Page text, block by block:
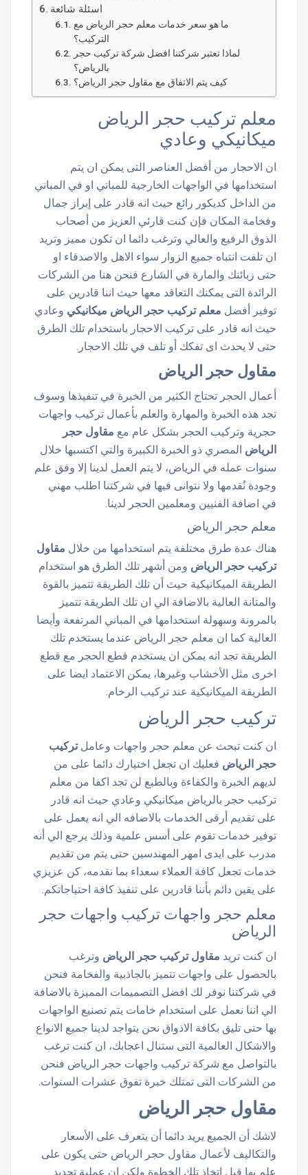
اسئلة شائعة
ما هو سعر خدمات معلم حجر الرياض مع
التركيب؟
لماذا تعتبر شركتنا افضل شركة تركيب حجر
بالرياض؟
كيف يتم الاتفاق مع مقاول حجر الرياض؟
معلم تركيب حجر الرياض
ميكانيكي وعادي
ان الاحجار من أفضل العناصر التى يمكن ان يتم
استخدامها في الواجهات الخارجية للمباني او في المباني
من الداخل كديكور رائع حيث انه قادر على إبراز جمال
وفخامة المكان فإن كنت قارئي العزيز من أصحاب
الذوق الرفيع والعالي وترغب دائما ان تكون مميز وتريد
ان تلفت انتباه جميع الزوار سواء الاهل والاصدقاء او
حتى زبائنك والمارة في الشارع فنحن هنا من الشركات
الرائدة التى يمكنك التعاقد معها حيث اننا قادرين على
توفير أفضل معلم تركيب حجر الرياض ميكانيكي وعادي
حيث انه قادر على تركيب الاحجار باستخدام تلك الطرق
حتى لا يحدث اى تفكك أو تلف في تلك الاحجار.
مقاول حجر الرياض
أعمال الحجر تحتاج الكثير من الخبرة في تنفيذها وسوف
تجد هذه الخبرة والمهارة والعلم بأعمال تركيب واجهات
حجرية وتركيب الحجر بشكل عام مع مقاول حجر
الرياض المصري ذو الخبرة الكبيرة والتي اكتسبها خلال
سنوات عمله في الرياض، لا يتم العمل لدينا إلا وفق علم
وجودة نُقدمها ولا نتوانى فيها في شركتنا اطلب مهني
في اضافة الفنيين ومعلمين الحجر لدينا.
معلم حجر الرياض
هناك عدة طرق مختلفة يتم استخدامها من خلال مقاول
تركيب حجر الرياض ومن أشهر تلك الطرق هو استخدام
الطريقة الميكانيكية حيث أن تلك الطريقة تتميز بالقوة
والمتانة العالية بالاضافة الي ان تلك الطريقة تتميز
بالمرونة وسهولة استخدامها في المباني المرتفعة وأيضا
العالية كما ان معلم حجر الرياض عندما يستخدم تلك
الطريقة تجد انه يمكن ان يستخدم قطع الحجر مع قطع
اخرى مثل الأخشاب وغيرها، يمكن الاعتماد ايضا على
الطريقة الميكانيكية عند تركيب الرخام.
تركيب حجر الرياض
ان كنت تبحث عن معلم حجر واجهات وعاملتركيب
حجر الرياض فعليك ان تجعل اختيارك دائما على من
لديهم الخبرة والكفاءة وبالطبع لن تجد اكفا من معلم
تركيب حجر بالرياض ميكانيكي وعادي حيث انه قادر
على تقديم أرقى الخدمات بالاضافه الي انه يعمل على
توفير خدمات تقوم على أسس علمية وذلك يرجع الي أنه
مدرب على ايدى امهر المهندسين حتى يتم من تقديم
خدمات تجعل كافة العملاء سعداء بما نقدمه، كن عزيزي
على يقين دائم بأننا قادرين على تنفيذ كافة احتياجاتكم.
معلم حجر واجهات تركيب واجهات حجر
الرياض
ان كنت تريد مقاول تركيب حجر الرياض وترغب
بالحصول على واجهات تتميز بالجاذبية والفخامة فنحن
في شركتنا نوفر لك افضل التصميمات المميزة بالاضافة
الي اننا نعمل على استخدام خامات يتم تصنيع الواجهات
بها حتى تليق بكافة الاذواق نحن يتواجد لدينا جميع الانواع
والاشكال العالمية التى ستنال اعجابك، ان كنت ترغب
بالتواصل مع شركة تركيب واجهات حجر الرياض فنحن
من الشركات التى تمتلك خبرة تفوق عشرات السنوات.
مقاول حجر الرياض
لاشك أن الجميع يريد دائما أن يتعرف على الأسعار
والتكاليف لأعمال مقاول حجر الرياض حتى يكون على
علم بها قبل اتخاذ تلك الخطوة ولكن إن عملية تحديد